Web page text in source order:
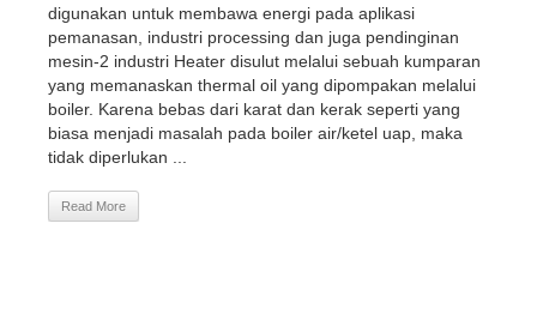
digunakan untuk membawa energi pada aplikasi
pemanasan, industri processing dan juga pendinginan
mesin-2 industri Heater disulut melalui sebuah kumparan
yang memanaskan thermal oil yang dipompakan melalui
boiler. Karena bebas dari karat dan kerak seperti yang
biasa menjadi masalah pada boiler air/ketel uap, maka
tidak diperlukan ...
Read More